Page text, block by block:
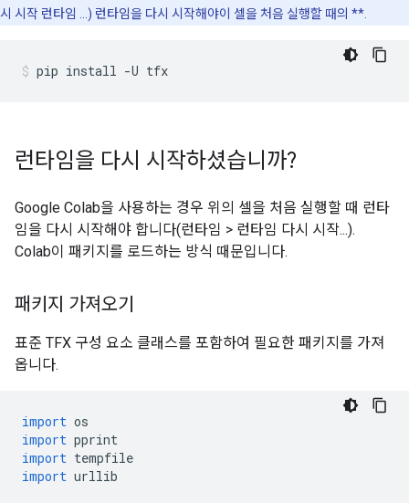
시 시작 런타임 ...) 런타임을 다시 시작해야이 셀을 처음 실행할 때의 **.
pip install -U tfx
런타임을 다시 시작하셨습니까?
Google Colab을 사용하는 경우 위의 셀을 처음 실행할 때 런타
임을 다시 시작해야 합니다(런타임 > 런타임 다시 시작...).
Colab이 패키지를 로드하는 방식 때문입니다.
패키지 가져오기
표준 TFX 구성 요소 클래스를 포함하여 필요한 패키지를 가져
옵니다.
import os
import pprint
import tempfile
import urllib